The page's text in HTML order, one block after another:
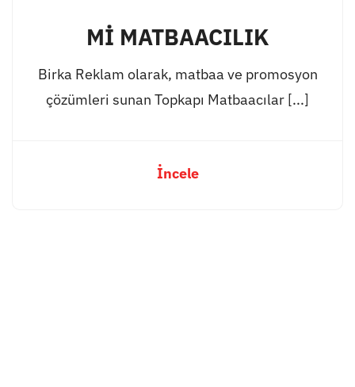
Mİ MATBAACILIK
Birka Reklam olarak, matbaa ve promosyon
çözümleri sunan Topkapı Matbaacılar [...]
İncele